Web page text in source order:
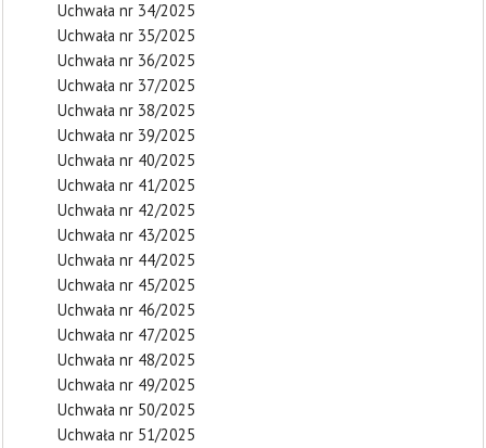
Uchwała nr 34/2025
Uchwała nr 35/2025
Uchwała nr 36/2025
Uchwała nr 37/2025
Uchwała nr 38/2025
Uchwała nr 39/2025
Uchwała nr 40/2025
Uchwała nr 41/2025
Uchwała nr 42/2025
Uchwała nr 43/2025
Uchwała nr 44/2025
Uchwała nr 45/2025
Uchwała nr 46/2025
Uchwała nr 47/2025
Uchwała nr 48/2025
Uchwała nr 49/2025
Uchwała nr 50/2025
Uchwała nr 51/2025